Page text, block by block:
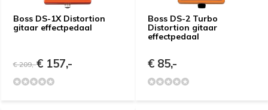
Boss DS-1X Distortion
gitaar effectpedaal
€ 209,-€ 157,-
Boss DS-2 Turbo
Distortion gitaar
effectpedaal
€ 85,-